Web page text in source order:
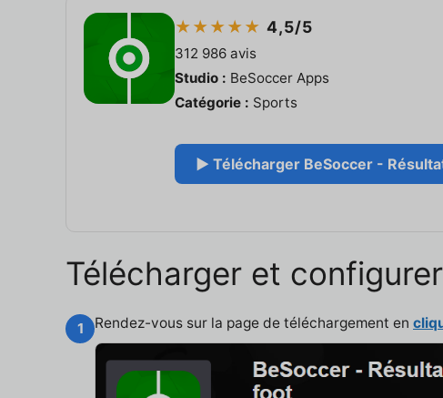
★★★★★4,5/5
312 986 avis
Studio : BeSoccer Apps
Catégorie : Sports
▶ Télécharger BeSoccer -
Télécharger et
1 Rendez-vous sur la page de téléchargement en